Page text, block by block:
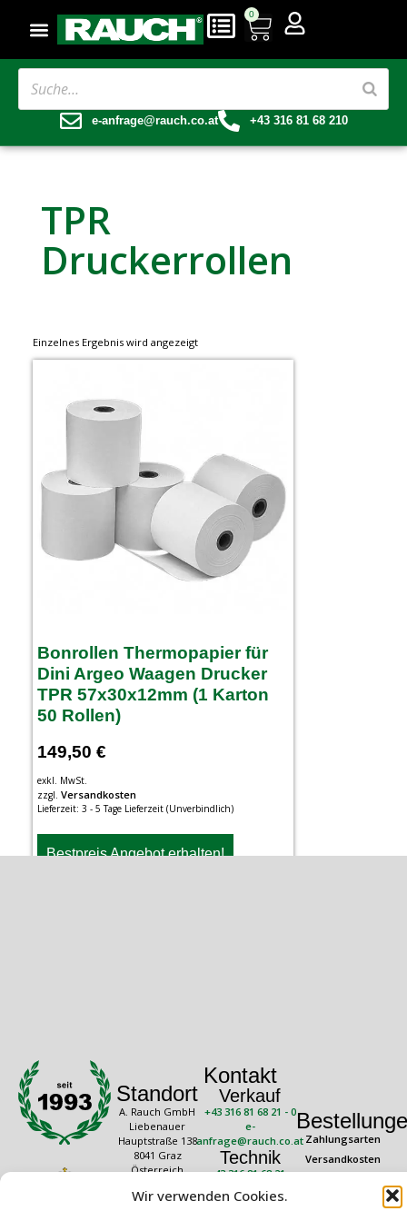
Wir verwenden Cookies.
0
e-anfrage@rauch.co.at +43 316 81 68 210
TPR
Druckerrollen
Einzelnes Ergebnis wird angezeigt
Bonrollen Thermopapier für
Dini Argeo Waagen Drucker
TPR 57x30x12mm (1 Karton
50 Rollen)
149,50 €
exkl. MwSt.
zzgl. Versandkosten
Lieferzeit: 3 - 5 Tage Lieferzeit (Unverbindlich)
Bestpreis Angebot erhalten!
Standort
A. Rauch GmbH
Liebenauer
Hauptstraße 138
8041 Graz
Österreich
Öffnungszeiten
Kontakt
Verkauf
+43 316 81 68 21 - 0
e-
anfrage@rauch.co.at
Technik
+43 316 81 68 21 -
technik@rauch.co.at
Zahlungsarten
Versandkosten
Rechtliches